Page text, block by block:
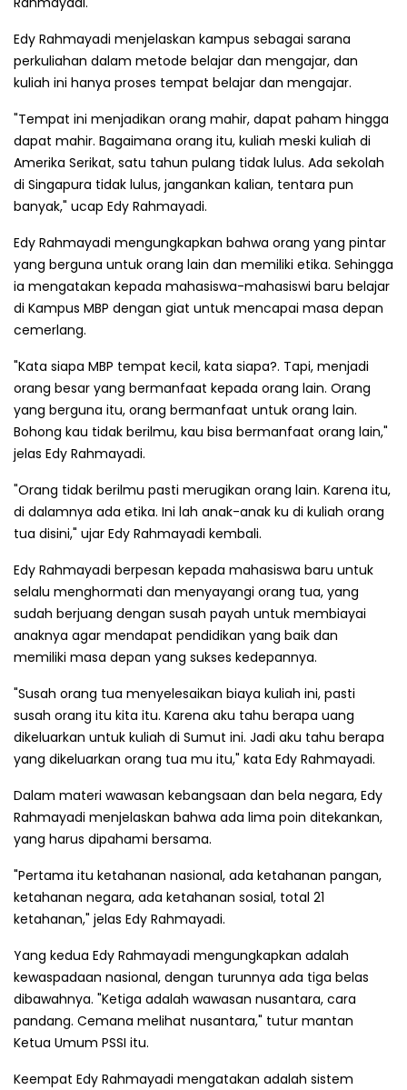
Edy Rahmayadi menjelaskan kampus sebagai sarana
perkuliahan dalam metode belajar dan mengajar, dan
kuliah ini hanya proses tempat belajar dan mengajar.
"Tempat ini menjadikan orang mahir, dapat paham hingga
dapat mahir. Bagaimana orang itu, kuliah meski kuliah di
Amerika Serikat, satu tahun pulang tidak lulus. Ada sekolah
di Singapura tidak lulus, jangankan kalian, tentara pun
banyak," ucap Edy Rahmayadi.
Edy Rahmayadi mengungkapkan bahwa orang yang pintar
yang berguna untuk orang lain dan memiliki etika. Sehingga
ia mengatakan kepada mahasiswa-mahasiswi baru belajar
di Kampus MBP dengan giat untuk mencapai masa depan
cemerlang.
"Kata siapa MBP tempat kecil, kata siapa?. Tapi, menjadi
orang besar yang bermanfaat kepada orang lain. Orang
yang berguna itu, orang bermanfaat untuk orang lain.
Bohong kau tidak berilmu, kau bisa bermanfaat orang lain,"
jelas Edy Rahmayadi.
"Orang tidak berilmu pasti merugikan orang lain. Karena itu,
di dalamnya ada etika. Ini lah anak-anak ku di kuliah orang
tua disini," ujar Edy Rahmayadi kembali.
Edy Rahmayadi berpesan kepada mahasiswa baru untuk
selalu menghormati dan menyayangi orang tua, yang
sudah berjuang dengan susah payah untuk membiayai
anaknya agar mendapat pendidikan yang baik dan
memiliki masa depan yang sukses kedepannya.
"Susah orang tua menyelesaikan biaya kuliah ini, pasti
susah orang itu kita itu. Karena aku tahu berapa uang
dikeluarkan untuk kuliah di Sumut ini. Jadi aku tahu berapa
yang dikeluarkan orang tua mu itu," kata Edy Rahmayadi.
Dalam materi wawasan kebangsaan dan bela negara, Edy
Rahmayadi menjelaskan bahwa ada lima poin ditekankan,
yang harus dipahami bersama.
"Pertama itu ketahanan nasional, ada ketahanan pangan,
ketahanan negara, ada ketahanan sosial, total 21
ketahanan," jelas Edy Rahmayadi.
Yang kedua Edy Rahmayadi mengungkapkan adalah
kewaspadaan nasional, dengan turunnya ada tiga belas
dibawahnya. "Ketiga adalah wawasan nusantara, cara
pandang. Cemana melihat nusantara," tutur mantan
Ketua Umum PSSI itu.
Keempat Edy Rahmayadi mengatakan adalah sistem